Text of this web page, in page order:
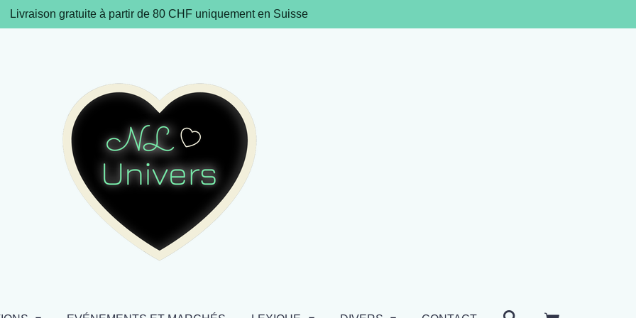
Livraison gratuite à partir de 80 CHF uniquement en Suisse